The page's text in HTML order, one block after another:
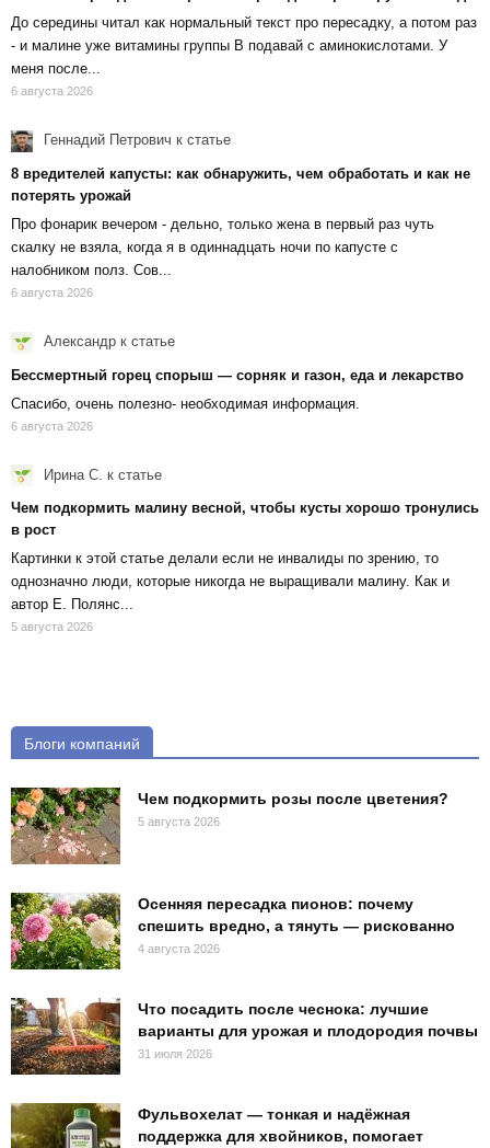
До середины читал как нормальный текст про пересадку, а потом раз
- и малине уже витамины группы В подавай с аминокислотами. У
меня после...
6 августа 2026
Геннадий Петрович к статье
8 вредителей капусты: как обнаружить, чем обработать и как не
потерять урожай
Про фонарик вечером - дельно, только жена в первый раз чуть
скалку не взяла, когда я в одиннадцать ночи по капусте с
налобником полз. Сов...
6 августа 2026
Александр к статье
Бессмертный горец спорыш — сорняк и газон, еда и лекарство
Спасибо, очень полезно- необходимая информация.
6 августа 2026
Ирина С. к статье
Чем подкормить малину весной, чтобы кусты хорошо тронулись
в рост
Картинки к этой статье делали если не инвалиды по зрению, то
однозначно люди, которые никогда не выращивали малину. Как и
автор Е. Полянс...
5 августа 2026
Блоги компаний
Чем подкормить розы после цветения?
5 августа 2026
Осенняя пересадка пионов: почему
спешить вредно, а тянуть — рискованно
4 августа 2026
Что посадить после чеснока: лучшие
варианты для урожая и плодородия почвы
31 июля 2026
Фульвохелат — тонкая и надёжная
поддержка для хвойников, помогает